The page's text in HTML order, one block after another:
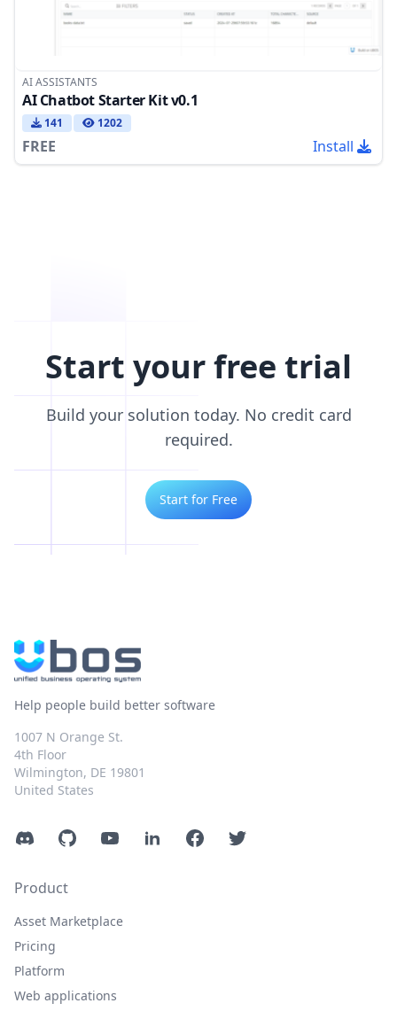
AI ASSISTANTS
AI Chatbot Starter Kit v0.1
141 1202
FREE Install
Start your free trial
Build your solution today. No credit card
required.
Start for Free
Help people build better software
1007 N Orange St.
4th Floor
Wilmington, DE 19801
United States
DiscordGitHubYouTubeLinkedInFacebookTwitter
Product
Asset Marketplace
Pricing
Platform
Web applications